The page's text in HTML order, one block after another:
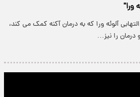
ورا"
آلوئه ورا که به درمان آکنه کمک می کند،
را نیز…